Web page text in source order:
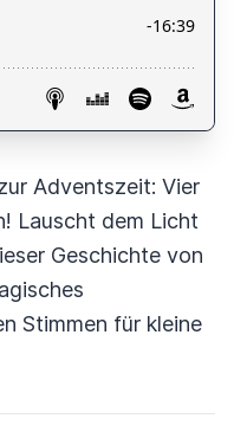
Adventszeit: Vier
Lauscht dem Licht
Geschichte von
Stimmen für kleine